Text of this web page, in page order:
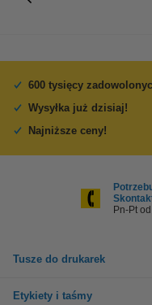
600 tysięcy
Wysyłka już dzisiaj!
Najniższe ceny!
Pn-Pt
Tusze do drukarek
Etykiety i taśmy